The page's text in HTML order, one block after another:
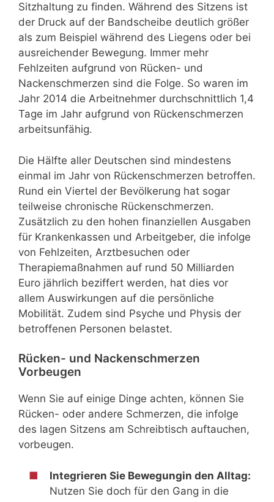
Sitzhaltung zu finden. Während des Sitzens ist
der Druck auf der Bandscheibe deutlich größer
als zum Beispiel während des Liegens oder bei
ausreichender Bewegung. Immer mehr
Fehlzeiten aufgrund von Rücken- und
Nackenschmerzen sind die Folge. So waren im
Jahr 2014 die Arbeitnehmer durchschnittlich 1,4
Tage im Jahr aufgrund von Rückenschmerzen
arbeitsunfähig.
Die Hälfte aller Deutschen sind mindestens
einmal im Jahr von Rückenschmerzen betroffen.
Rund ein Viertel der Bevölkerung hat sogar
teilweise chronische Rückenschmerzen.
Zusätzlich zu den hohen finanziellen Ausgaben
für Krankenkassen und Arbeitgeber, die infolge
von Fehlzeiten, Arztbesuchen oder
Therapiemaßnahmen auf rund 50 Milliarden
Euro jährlich beziffert werden, hat dies vor
allem Auswirkungen auf die persönliche
Mobilität. Zudem sind Psyche und Physis der
betroffenen Personen belastet.
Rücken- und Nackenschmerzen
Vorbeugen
Wenn Sie auf einige Dinge achten, können Sie
Rücken- oder andere Schmerzen, die infolge
des lagen Sitzens am Schreibtisch auftauchen,
vorbeugen.
Integrieren Sie Bewegungin den Alltag:
Nutzen Sie doch für den Gang in die